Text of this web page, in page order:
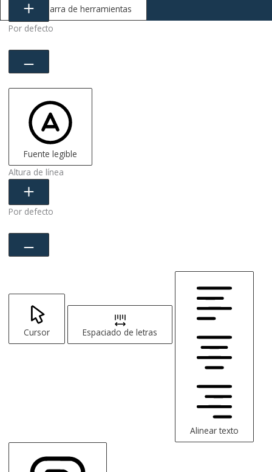
Ocultar barra de herramientas
Por defecto
Fuente legible
Altura de línea
Por defecto
Cursor Espaciado de letras
Alinear texto